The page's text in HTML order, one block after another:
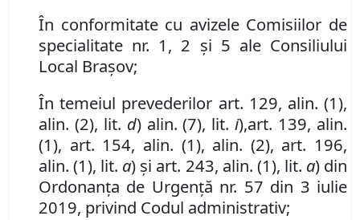
În conformitate cu avizele Comisiilor de
specialitate nr. 1, 2 și 5 ale Consiliului
Local Brașov;
În temeiul prevederilor art. 129, alin. (1),
alin. (2), lit. d) alin. (7), lit.i),art. 139, alin.
(1), art. 154, alin. (1), alin. (2), art. 196,
alin. (1), lit. a) și art. 243, alin. (1), lit. a) din
Ordonanța de Urgență nr. 57 din 3 iulie
2019, privind Codul administrativ;